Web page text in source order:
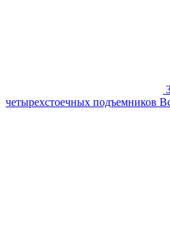
четырехстоечных подъемников